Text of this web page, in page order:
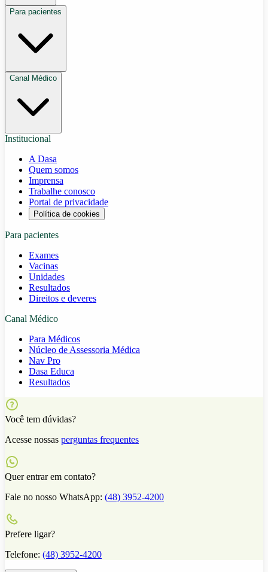
Para pacientes
Canal Médico
Institucional
A Dasa
Quem somos
Imprensa
Trabalhe conosco
Portal de privacidade
Política de cookies
Para pacientes
Exames
Vacinas
Unidades
Resultados
Direitos e deveres
Canal Médico
Para Médicos
Núcleo de Assessoria Médica
Nav Pro
Dasa Educa
Resultados
Você tem dúvidas?
Acesse nossas perguntas frequentes
Quer entrar em contato?
Fale no nosso WhatsApp: (48) 3952-4200
Prefere ligar?
Telefone: (48) 3952-4200